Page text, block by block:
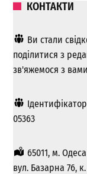
КОНТАКТИ
Ви стали
поділитися з
зв'яжемося з
05363
65011, м. Одеса
вул. Базарна 76, к.